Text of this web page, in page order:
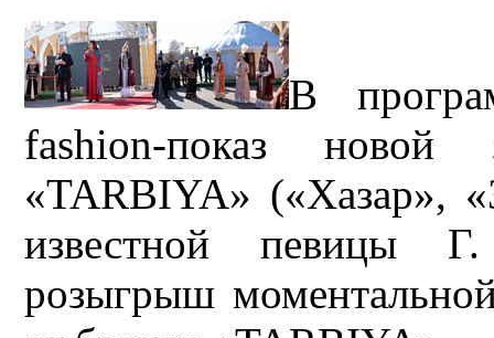
В
fashion-показ новой
«TARBIYA» («Хазар»,
известной певицы
розыгрыш